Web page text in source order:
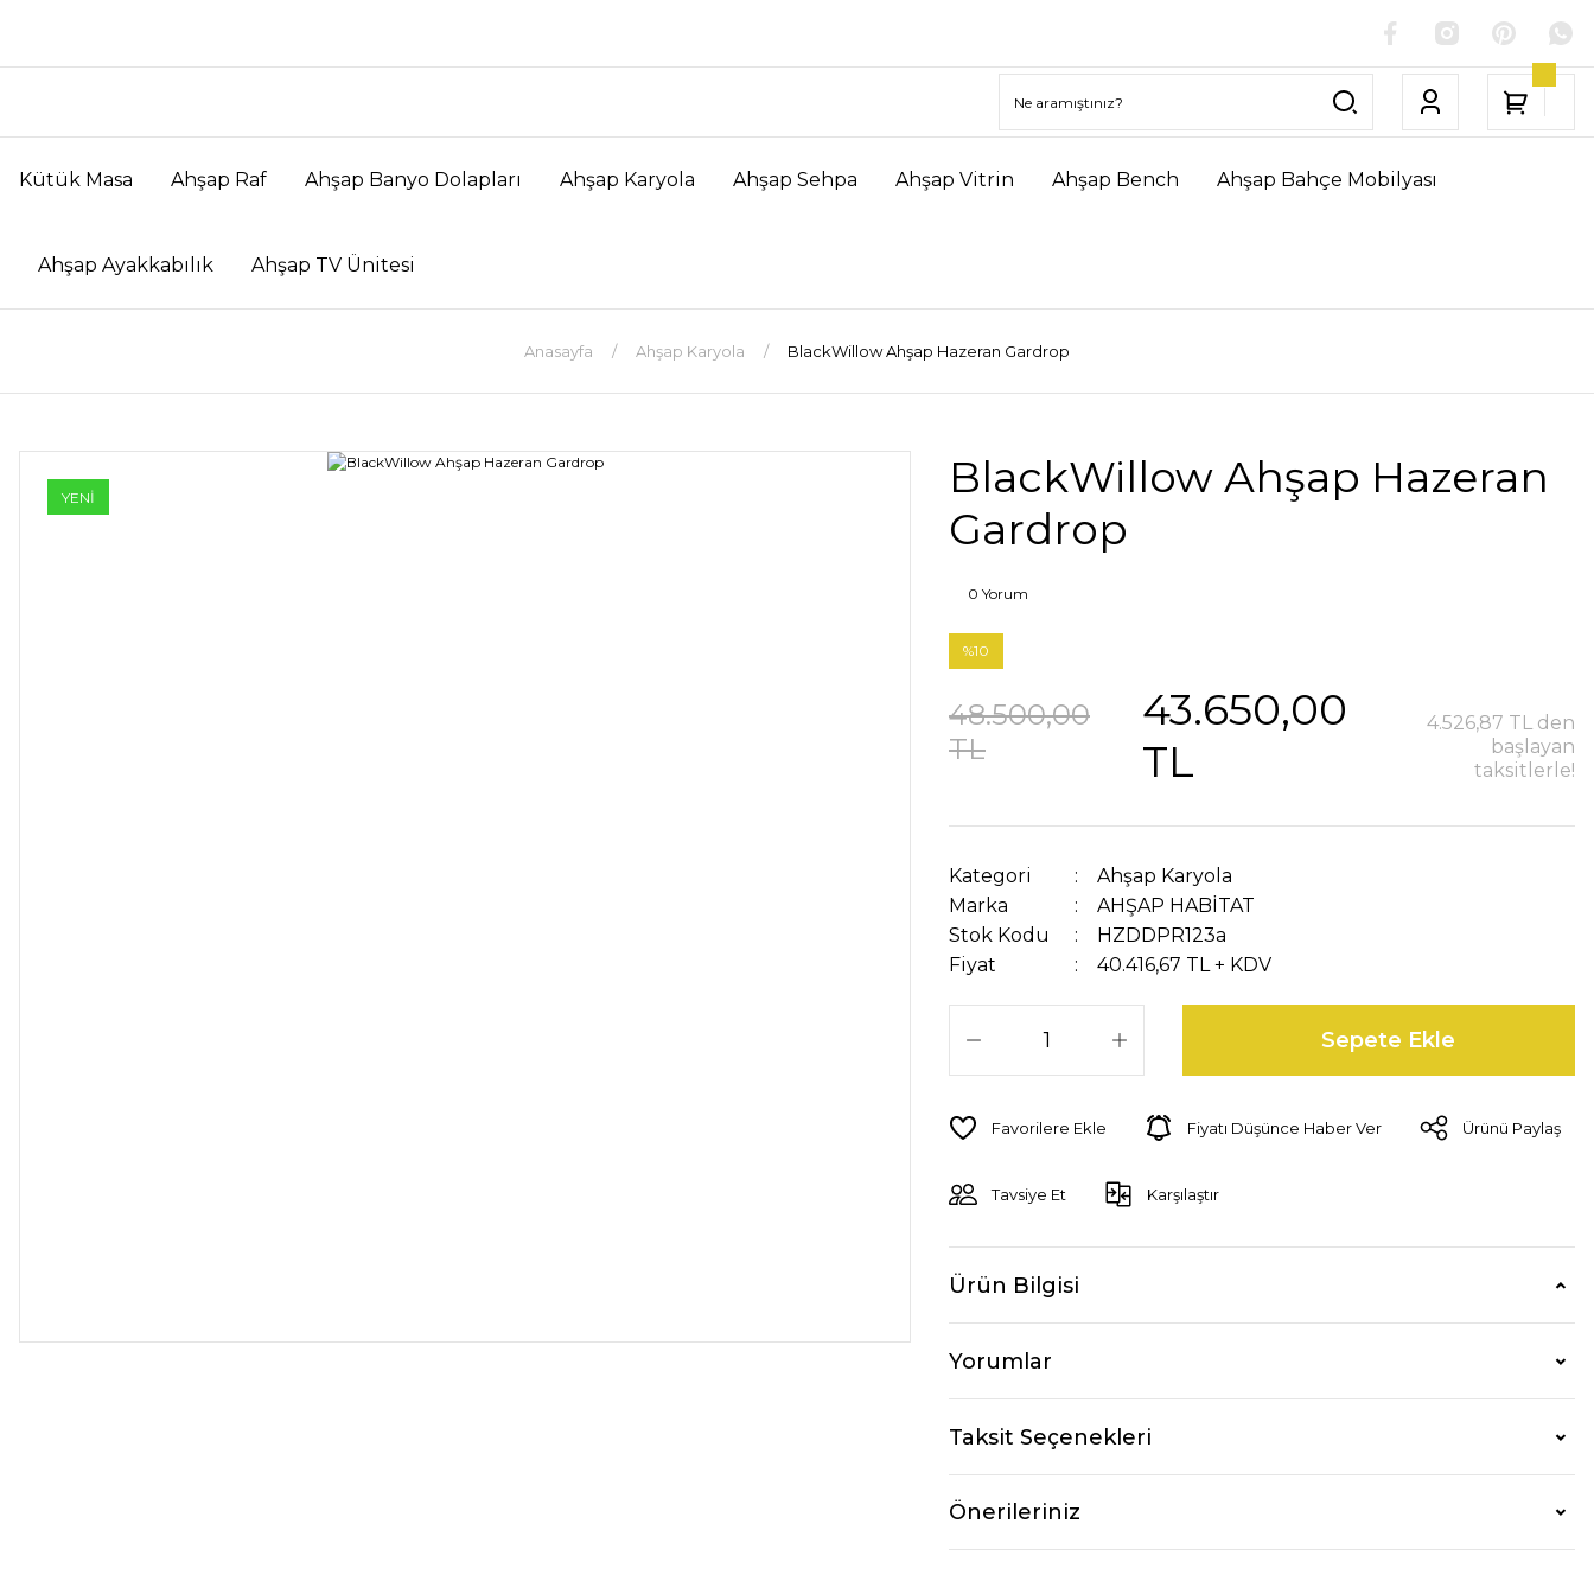
Kütük Masa Ahşap Raf Ahşap Banyo Dolapları Ahşap Karyola Ahşap Sehpa Ahşap Vitrin Ahşap Bench Ahşap Bahçe Mobilyası
Ahşap Ayakkabılık Ahşap TV Ünitesi
Anasayfa Ahşap Karyola BlackWillow Ahşap Hazeran Gardrop
YENİ
BlackWillow Ahşap Hazeran
Gardrop
0 Yorum
%10
48.500,00
TL
43.650,00
TL
4.526,87 TL den
başlayan
taksitlerle!
Kategori
Ahşap Karyola
Marka
AHŞAP HABİTAT
Stok Kodu
HZDDPR123a
Fiyat
40.416,67 TL + KDV
Sepete Ekle
Fiyatı Düşünce Haber Ver Ürünü Paylaş
Tavsiye Et Karşılaştır
Ürün Bilgisi
Yorumlar
Taksit Seçenekleri
Önerileriniz